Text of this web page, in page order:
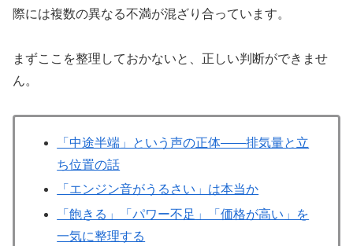
際には複数の異なる不満が混ざり合っています。
まずここを整理しておかないと、正しい判断ができませ
ん。
「中途半端」という声の正体——排気量と立
ち位置の話
「エンジン音がうるさい」は本当か
「飽きる」「パワー不足」「価格が高い」を
一気に整理する